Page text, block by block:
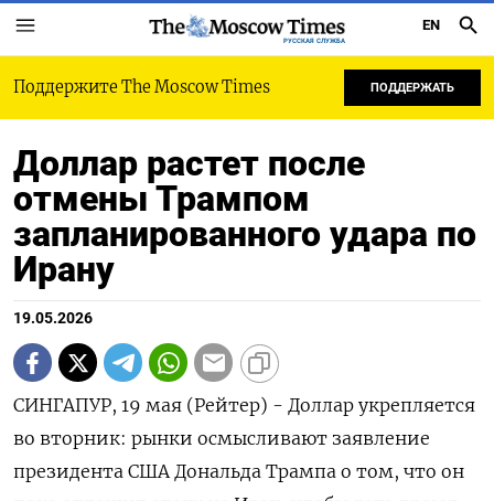
РУССКАЯ СЛУЖБА
EN
Поддержите The Moscow Times ПОДДЕРЖАТЬ
Доллар растет после
отмены Трампом
запланированного удара по
Ирану
19.05.2026
СИНГАПУР, 19 мая (Рейтер) - Доллар укрепляется
во вторник: рынки осмысливают заявление
президента США Дональда Трампа о том, что он